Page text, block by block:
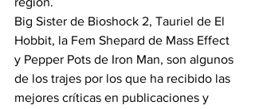
Big Sister de Bioshock 2, Tauriel de El
Hobbit, la Fem Shepard de Mass Effect
y Pepper Pots de Iron Man, son algunos
de los trajes por los que ha recibido las
mejores críticas en publicaciones y